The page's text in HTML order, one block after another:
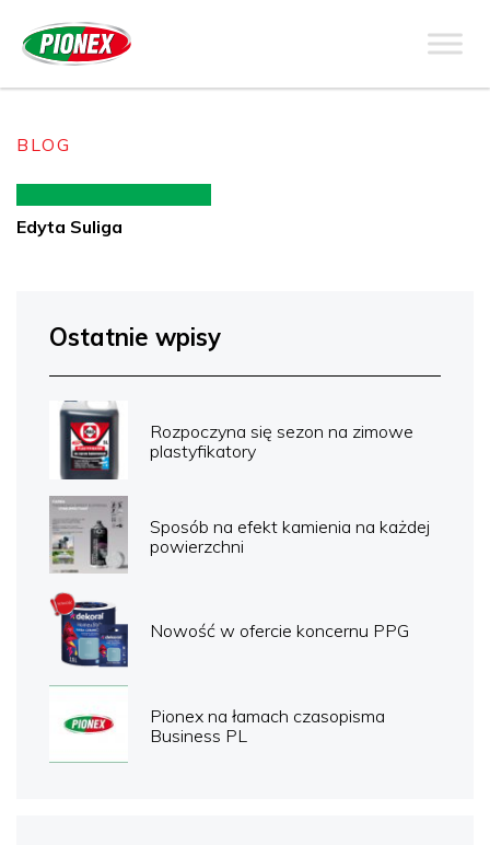
BLOG
Edyta Suliga
Ostatnie wpisy
Rozpoczyna się sezon na zimowe
plastyfikatory
Sposób na efekt kamienia na każdej
powierzchni
Nowość w ofercie koncernu PPG
Pionex na łamach czasopisma
Business PL